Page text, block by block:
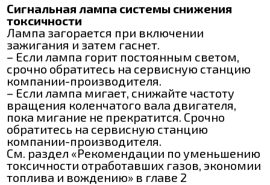
Сигнальная лампа системы снижения
токсичности
Лампа загорается при включении
зажигания и затем гаснет.
– Если лампа горит постоянным светом,
срочно обратитесь на сервисную станцию
компании-производителя.
– Если лампа мигает, снижайте частоту
вращения коленчатого вала двигателя,
пока мигание не прекратится. Срочно
обратитесь на сервисную станцию
компании-производителя.
См. раздел «Рекомендации по уменьшению
токсичности отработавших газов, экономии
топлива и вождению» в главе 2